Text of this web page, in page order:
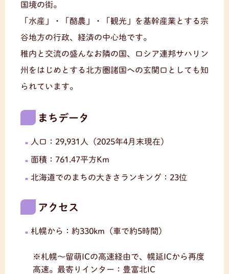
国境の街。
「水産」・「酪農」・「観光」を基幹産業とする宗
谷地方の行政、経済の中心地です。
稚内と交流の盛んなお隣の国、ロシア連邦サハリン
州をはじめとする北方圏諸国への玄関口としても知
られています。
まちデータ
人口：29,931人（2025年4月末現在）
面積：761.47平方Km
北海道でのまちの大きさランキング：23位
アクセス
札幌から：約330km（車で約5時間）
※札幌〜留萌ICの高速経由で、幌延ICから再度
高速。最寄りインター：豊富北IC